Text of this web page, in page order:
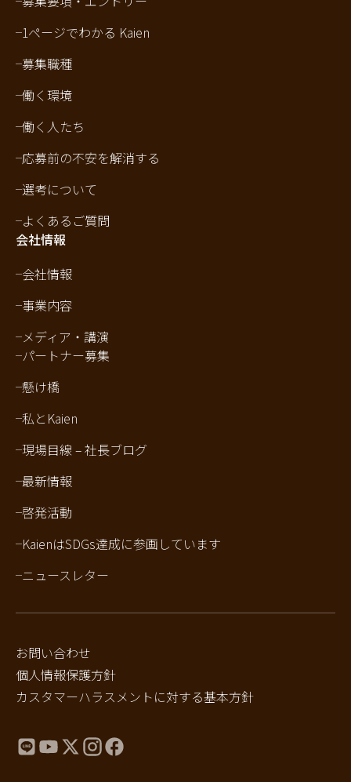
1ページでわかる Kaien
募集職種
働く環境
働く人たち
応募前の不安を解消する
選考について
よくあるご質問
会社情報
会社情報
事業内容
メディア・講演
パートナー募集
懸け橋
私とKaien
現場目線 – 社長ブログ
最新情報
啓発活動
KaienはSDGs達成に参画しています
ニュースレター
お問い合わせ
個人情報保護方針
カスタマーハラスメントに対する基本方針